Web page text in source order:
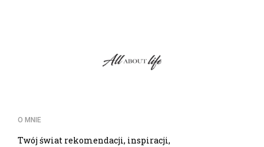
O MNIE
Twój świat rekomendacji, inspiracji,